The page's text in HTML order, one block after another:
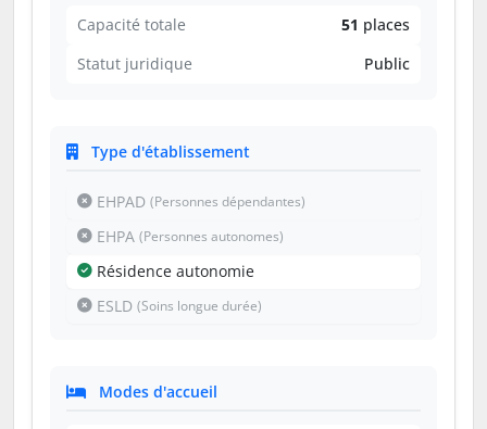
Capacité totale 51 places
Statut juridique
Public
Type d'établissement
EHPAD (Personnes dépendantes)
EHPA (Personnes autonomes)
Résidence autonomie
ESLD (Soins longue durée)
Modes d'accueil